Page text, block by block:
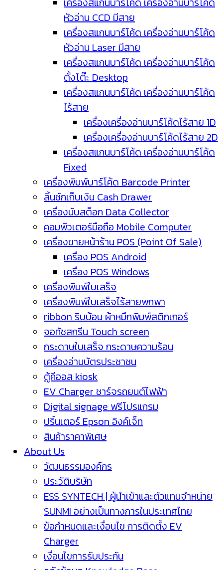
หัวอ่าน CCD มีสาย
เครื่องสแกนบาร์โค้ด เครื่องอ่านบาร์โค้ด
หัวอ่าน Laser มีสาย
เครื่องสแกนบาร์โค้ด เครื่องอ่านบาร์โค้ด
ตั้งโต๊ะ Desktop
เครื่องสแกนบาร์โค้ด เครื่องอ่านบาร์โค้ด
ไร้สาย
เครื่องเครื่องอ่านบาร์โค้ดไร้สาย 1D
เครื่องเครื่องอ่านบาร์โค้ดไร้สาย 2D
เครื่องสแกนบาร์โค้ด เครื่องอ่านบาร์โค้ด
Fixed
เครื่องพิมพ์บาร์โค้ด Barcode Printer
ลิ้นชักเก็บเงิน Cash Drawer
เครื่องนับสต็อก Data Collector
คอมพิวเตอร์มือถือ Mobile Computer
เครื่องขายหน้าร้าน POS (Point Of Sale)
เครื่อง POS Android
เครื่อง POS Windows
เครื่องพิมพ์ใบเสร็จ
เครื่องพิมพ์ใบเสร็จไร้สายพกพา
ribbon ริบบ้อน ผ้าหมึกพิมพ์สติกเกอร์
จอทัชสกรีน Touch screen
กระดาษใบเสร็จ กระดาษความร้อน
เครื่องอ่านบัตรประชาชน
ตู้คีออส kiosk
EV Charger ชาร์จรถยนต์ไฟฟ้า
Digital signage ฟรีโปรแกรม
ปริ้นเตอร์ Epson อิงค์เจ็ท
สินค้าราคาพิเศษ
About Us
วัฒนธรรมองค์กร
ประวัติบริษัท
ESS SYNTECH | ผู้นำเข้าและตัวแทนจำหน่าย
SUNMI อย่างเป็นทางการในประเทศไทย
ข้อกำหนดและเงื่อนไข การติดตั้ง EV
Charger
เงื่อนไขการรับประกัน